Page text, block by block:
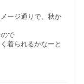
ージ通りで、秋か
で
着られるかなーと